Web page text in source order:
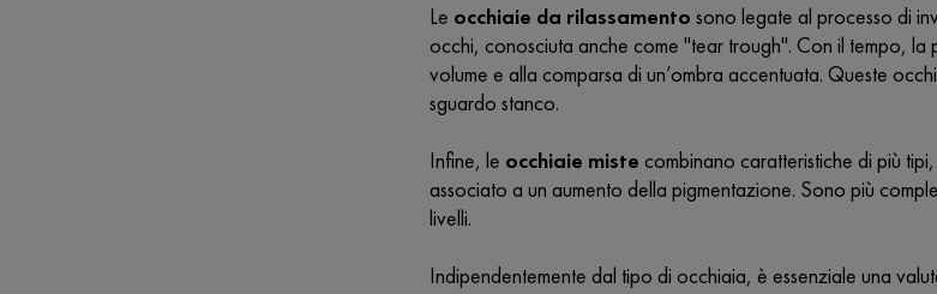
Le occhiaie da rilassamento sono legate al processo di
occhi, conosciuta anche come "tear trough". Con il tempo,
volume e alla comparsa di un’ombra accentuata. Queste
sguardo stanco.
Infine, le occhiaie miste combinano caratteristiche di più
associato a un aumento della pigmentazione. Sono più
livelli.
Indipendentemente dal tipo di occhiaia, è essenziale una